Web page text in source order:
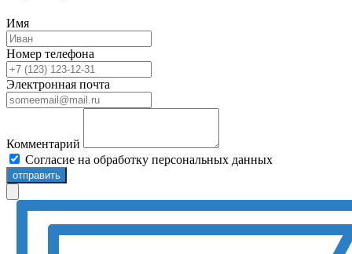
Имя
Номер телефона
Электронная почта
Комментарий
Согласие на обработку персональных данных
отправить